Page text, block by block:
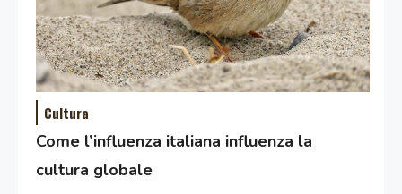
Cultura
Come l’influenza italiana influenza la
cultura globale